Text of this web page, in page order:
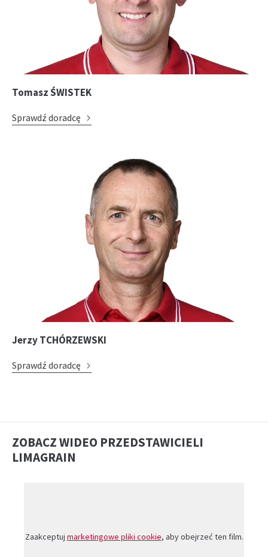
Tomasz ŚWISTEK
Sprawdź doradcę
Jerzy TCHÓRZEWSKI
Sprawdź doradcę
ZOBACZ WIDEO PRZEDSTAWICIELI
LIMAGRAIN
Zaakceptuj marketingowe pliki cookie, aby obejrzeć ten film.